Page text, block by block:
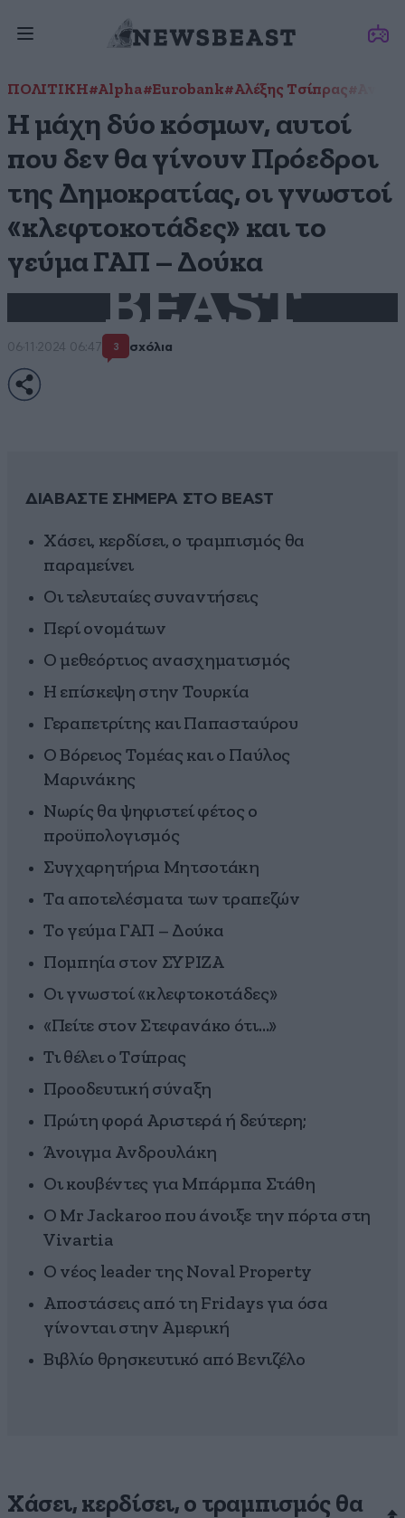
ΠΟΛΙΤΙΚΗ#Alpha#Eurobank#Αλέξης Τσίπρας
Η μάχη δύο κόσμων, αυτοί
που δεν θα γίνουν Πρόεδροι
της Δημοκρατίας, οι γνωστοί
«κλεφτοκοτάδες» και το
γεύμα ΓΑΠ – Δούκα
BEAST
06·11·2024 06:47 3 σχόλια
ΔΙΑΒΑΣΤΕ ΣΗΜΕΡΑ ΣΤΟ BEAST
Χάσει, κερδίσει, ο τραμπισμός θα
παραμείνει
Οι τελευταίες συναντήσεις
Περί ονομάτων
Ο μεθεόρτιος ανασχηματισμός
Η επίσκεψη στην Τουρκία
Γεραπετρίτης και Παπασταύρου
Ο Βόρειος Τομέας και ο Παύλος
Μαρινάκης
Νωρίς θα ψηφιστεί φέτος ο
προϋπολογισμός
Συγχαρητήρια Μητσοτάκη
Τα αποτελέσματα των τραπεζών
Το γεύμα ΓΑΠ – Δούκα
Πομπηία στον ΣΥΡΙΖΑ
Οι γνωστοί «κλεφτοκοτάδες»
«Πείτε στον Στεφανάκο ότι…»
Τι θέλει ο Τσίπρας
Προοδευτική σύναξη
Πρώτη φορά Αριστερά ή δεύτερη;
Άνοιγμα Ανδρουλάκη
Οι κουβέντες για Μπάρμπα Στάθη
Ο Mr Jackaroo που άνοιξε την πόρτα στη
Vivartia
Ο νέος leader της Noval Property
Αποστάσεις από τη Fridays για όσα
γίνονται στην Αμερική
Βιβλίο θρησκευτικό από Βενιζέλο
Χάσει, κερδίσει, ο τραμπισμός θα